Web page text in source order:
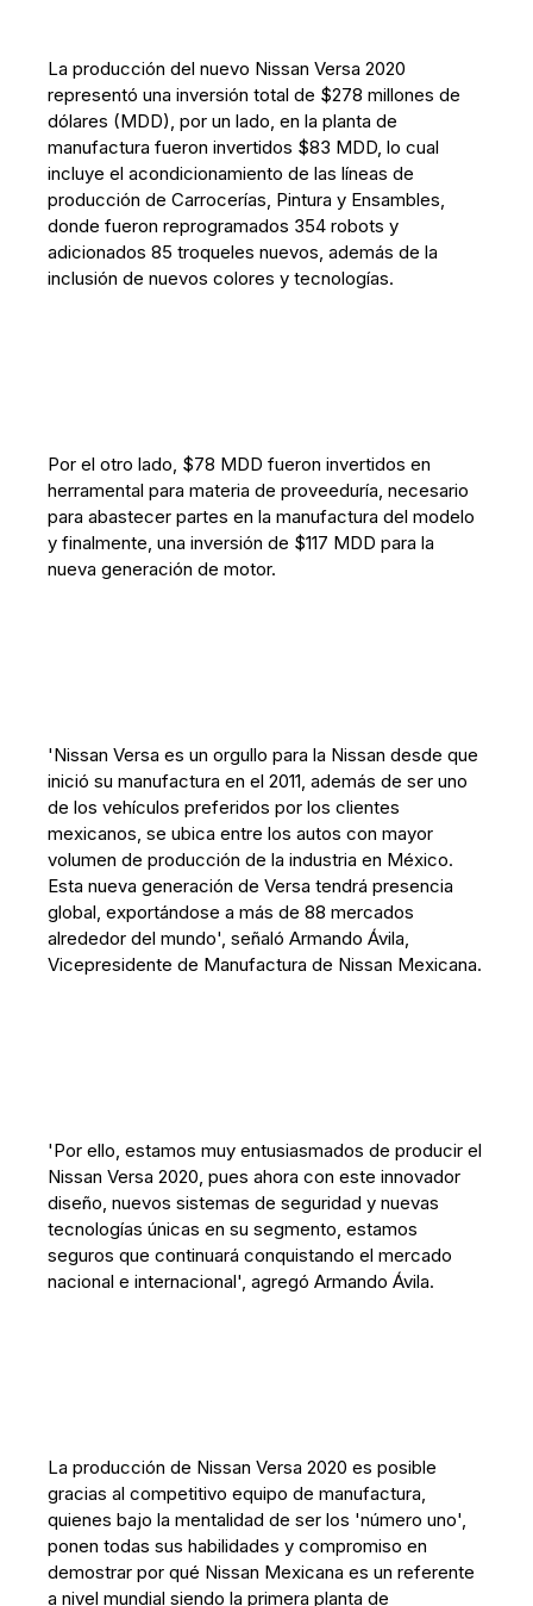
La producción del nuevo Nissan Versa 2020
representó una inversión total de $278 millones de
dólares (MDD), por un lado, en la planta de
manufactura fueron invertidos $83 MDD, lo cual
incluye el acondicionamiento de las líneas de
producción de Carrocerías, Pintura y Ensambles,
donde fueron reprogramados 354 robots y
adicionados 85 troqueles nuevos, además de la
inclusión de nuevos colores y tecnologías.
Por el otro lado, $78 MDD fueron invertidos en
herramental para materia de proveeduría, necesario
para abastecer partes en la manufactura del modelo
y finalmente, una inversión de $117 MDD para la
nueva generación de motor.
'Nissan Versa es un orgullo para la Nissan desde que
inició su manufactura en el 2011, además de ser uno
de los vehículos preferidos por los clientes
mexicanos, se ubica entre los autos con mayor
volumen de producción de la industria en México.
Esta nueva generación de Versa tendrá presencia
global, exportándose a más de 88 mercados
alrededor del mundo', señaló Armando Ávila,
Vicepresidente de Manufactura de Nissan Mexicana.
'Por ello, estamos muy entusiasmados de producir el
Nissan Versa 2020, pues ahora con este innovador
diseño, nuevos sistemas de seguridad y nuevas
tecnologías únicas en su segmento, estamos
seguros que continuará conquistando el mercado
nacional e internacional', agregó Armando Ávila.
La producción de Nissan Versa 2020 es posible
gracias al competitivo equipo de manufactura,
quienes bajo la mentalidad de ser los 'número uno',
ponen todas sus habilidades y compromiso en
demostrar por qué Nissan Mexicana es un referente
a nivel mundial siendo la primera planta de